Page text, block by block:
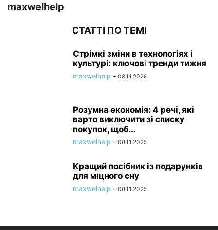
maxwelhelp
СТАТТІ ПО ТЕМІ
Стрімкі зміни в технологіях і
культурі: ключові тренди тижня
maxwelhelp - 08.11.2025
Розумна економія: 4 речі, які
варто виключити зі списку
покупок, щоб...
maxwelhelp - 08.11.2025
Кращий посібник із подарунків
для міцного сну
maxwelhelp - 08.11.2025